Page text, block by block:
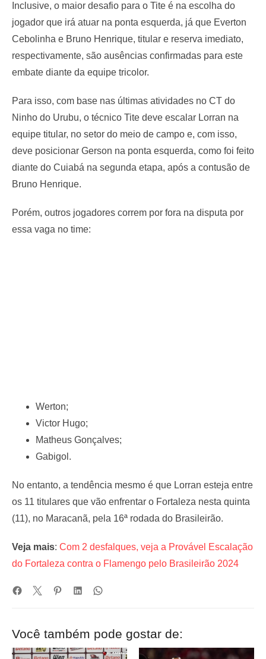
Inclusive, o maior desafio para o Tite é na escolha do
jogador que irá atuar na ponta esquerda, já que Everton
Cebolinha e Bruno Henrique, titular e reserva imediato,
respectivamente, são ausências confirmadas para este
embate diante da equipe tricolor.
Para isso, com base nas últimas atividades no CT do
Ninho do Urubu, o técnico Tite deve escalar Lorran na
equipe titular, no setor do meio de campo e, com isso,
deve posicionar Gerson na ponta esquerda, como foi feito
diante do Cuiabá na segunda etapa, após a contusão de
Bruno Henrique.
Porém, outros jogadores correm por fora na disputa por
essa vaga no time:
Werton;
Victor Hugo;
Matheus Gonçalves;
Gabigol.
No entanto, a tendência mesmo é que Lorran esteja entre
os 11 titulares que vão enfrentar o Fortaleza nesta quinta
(11), no Maracanã, pela 16ª rodada do Brasileirão.
Veja mais: Com 2 desfalques, veja a Provável Escalação
do Fortaleza contra o Flamengo pelo Brasileirão 2024
Você também pode gostar de: